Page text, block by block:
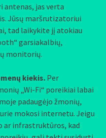
jas verta
Jūsų maršrutizatoriui
tad laikykite jį atokiau
garsiakalbių,
monitorių.
kiekis. Per
„Wi-Fi“ poreikiai labai
padaugėjo žmonių,
mokosi internetu. Jeigu
infrastruktūros, kad